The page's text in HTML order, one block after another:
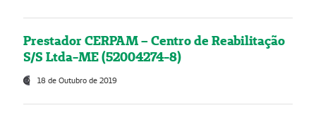
Prestador CERPAM – Centro de Reabilitação
S/S Ltda-ME (52004274-8)
18 de Outubro de 2019